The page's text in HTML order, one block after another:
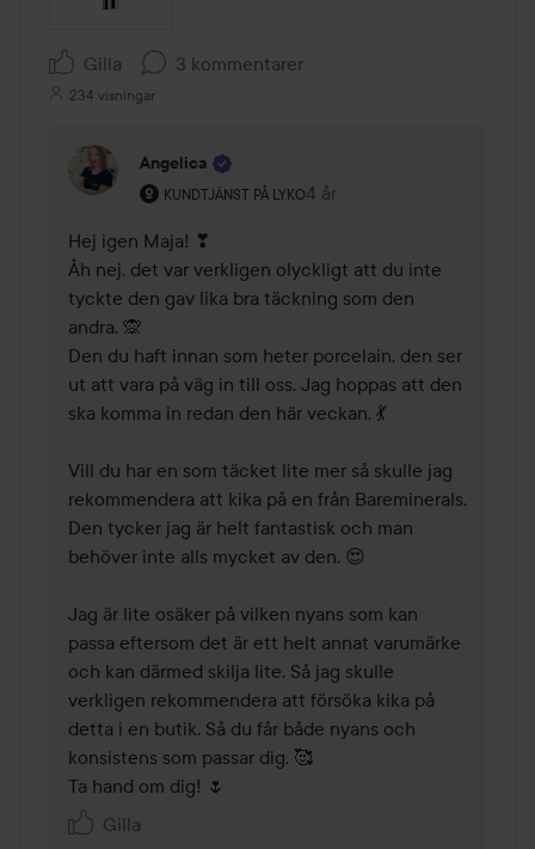
Gilla 3 kommentarer
234 visningar
Angelica
KUNDTJÄNST PÅ LYKO
Användarens roll: Kundtjänst på Lyko.
4 år
Kommentaren lades 4 år
Hej igen Maja! ❣
Åh nej, det var verkligen olyckligt att du inte
tyckte den gav lika bra täckning som den
andra. 🙊
Den du haft innan som heter porcelain, den ser
ut att vara på väg in till oss. Jag hoppas att den
ska komma in redan den här veckan. 💃
Vill du har en som täcket lite mer så skulle jag
rekommendera att kika på en från Bareminerals.
Den tycker jag är helt fantastisk och man
behöver inte alls mycket av den. 😍
Jag är lite osäker på vilken nyans som kan
passa eftersom det är ett helt annat varumärke
och kan därmed skilja lite. Så jag skulle
verkligen rekommendera att försöka kika på
detta i en butik. Så du får både nyans och
konsistens som passar dig. 🥰
Ta hand om dig! 🌷
Gilla